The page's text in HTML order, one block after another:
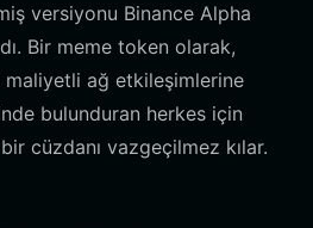
versiyonu Binance Alpha
Bir meme token olarak,
maliyetli ağ etkileşimlerine
bulunduran herkes için
cüzdanı vazgeçilmez kılar.